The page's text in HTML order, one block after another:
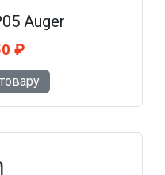
Auger
₽